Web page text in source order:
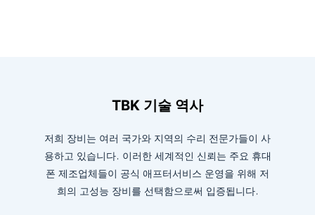
TBK 기술 역사
저희 장비는 여러 국가와 지역의 수리 전문가들이 사
용하고 있습니다. 이러한 세계적인 신뢰는 주요 휴대
폰 제조업체들이 공식 애프터서비스 운영을 위해 저
희의 고성능 장비를 선택함으로써 입증됩니다.